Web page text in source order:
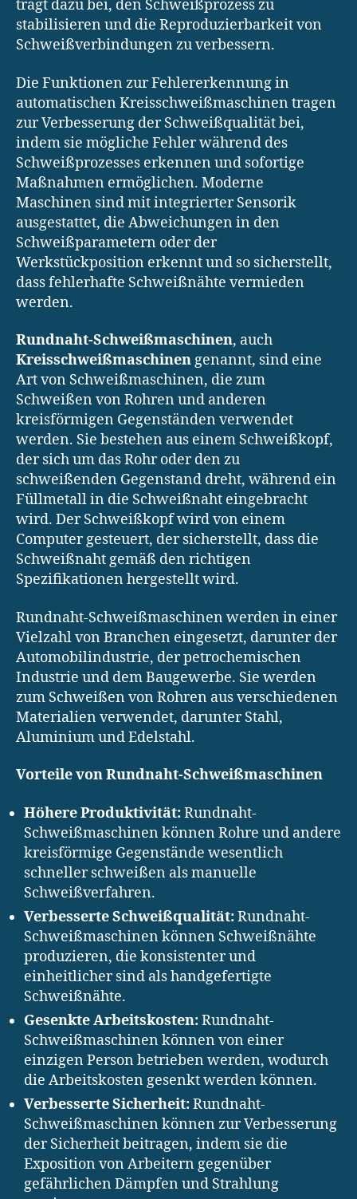
trägt dazu bei, den Schweißprozess zu
stabilisieren und die Reproduzierbarkeit von
Schweißverbindungen zu verbessern.
Die Funktionen zur Fehlererkennung in
automatischen Kreisschweißmaschinen tragen
zur Verbesserung der Schweißqualität bei,
indem sie mögliche Fehler während des
Schweißprozesses erkennen und sofortige
Maßnahmen ermöglichen. Moderne
Maschinen sind mit integrierter Sensorik
ausgestattet, die Abweichungen in den
Schweißparametern oder der
Werkstückposition erkennt und so sicherstellt,
dass fehlerhafte Schweißnähte vermieden
werden.
Rundnaht-Schweißmaschinen, auch
Kreisschweißmaschinengenannt, sind eine
Art von Schweißmaschinen, die zum
Schweißen von Rohren und anderen
kreisförmigen Gegenständen verwendet
werden. Sie bestehen aus einem Schweißkopf,
der sich um das Rohr oder den zu
schweißenden Gegenstand dreht, während ein
Füllmetall in die Schweißnaht eingebracht
wird. Der Schweißkopf wird von einem
Computer gesteuert, der sicherstellt, dass die
Schweißnaht gemäß den richtigen
Spezifikationen hergestellt wird.
Rundnaht-Schweißmaschinen werden in einer
Vielzahl von Branchen eingesetzt, darunter der
Automobilindustrie, der petrochemischen
Industrie und dem Baugewerbe. Sie werden
zum Schweißen von Rohren aus verschiedenen
Materialien verwendet, darunter Stahl,
Aluminium und Edelstahl.
Vorteile von Rundnaht-Schweißmaschinen
Höhere Produktivität:Rundnaht-
Schweißmaschinen können Rohre und andere
kreisförmige Gegenstände wesentlich
schneller schweißen als manuelle
Schweißverfahren.
Verbesserte Schweißqualität:Rundnaht-
Schweißmaschinen können Schweißnähte
produzieren, die konsistenter und
einheitlicher sind als handgefertigte
Schweißnähte.
Gesenkte Arbeitskosten:Rundnaht-
Schweißmaschinen können von einer
einzigen Person betrieben werden, wodurch
die Arbeitskosten gesenkt werden können.
Verbesserte Sicherheit:Rundnaht-
Schweißmaschinen können zur Verbesserung
der Sicherheit beitragen, indem sie die
Exposition von Arbeitern gegenüber
gefährlichen Dämpfen und Strahlung